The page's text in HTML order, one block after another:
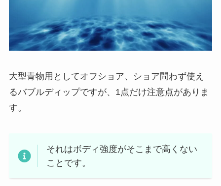
大型青物用としてオフショア、ショア問わず使え
るバブルディップですが、1点だけ注意点がありま
す。
それはボディ強度がそこまで高くない
ことです。